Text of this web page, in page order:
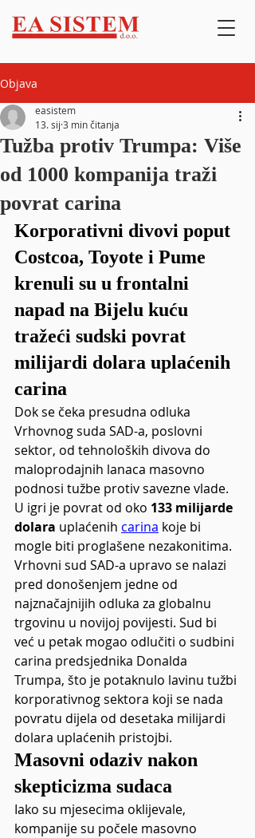
Objava
Tužba protiv Trumpa: Više
od 1000 kompanija traži
povrat carina
easistem
13. sij 3 min čitanja
Korporativni divovi poput
Costcoa, Toyote i Pume
krenuli su u frontalni
napad na Bijelu kuću
tražeći sudski povrat
milijardi dolara uplaćenih
carina
Dok se čeka presudna odluka
Vrhovnog suda SAD-a, poslovni
sektor, od tehnoloških divova do
maloprodajnih lanaca masovno
podnosi tužbe protiv savezne vlade.
U igri je povrat od oko 133 milijarde
dolara uplaćenih carina koje bi
mogle biti proglašene nezakonitima.
Vrhovni sud SAD-a upravo se nalazi
pred donošenjem jedne od
najznačajnijih odluka za globalnu
trgovinu u novijoj povijesti. Sud bi
već u petak mogao odlučiti o sudbini
carina predsjednika Donalda
Trumpa, što je potaknulo lavinu tužbi
korporativnog sektora koji se nada
povratu dijela od desetaka milijardi
dolara uplaćenih pristojbi.
Masovni odaziv nakon
skepticizma sudaca
Iako su mjesecima oklijevale,
kompanije su počele masovno